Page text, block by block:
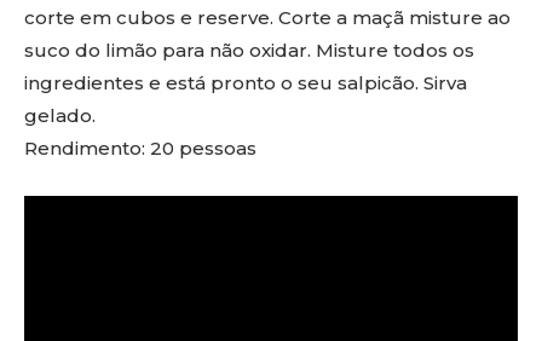
corte em cubos e reserve. Corte a maçã misture ao
suco do limão para não oxidar. Misture todos os
ingredientes e está pronto o seu salpicão. Sirva
gelado.
Rendimento: 20 pessoas